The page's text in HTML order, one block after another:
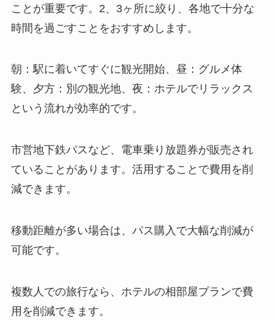
ことが重要です。2、3ヶ所に絞り、各地で十分な
時間を過ごすことをおすすめします。
朝：駅に着いてすぐに観光開始、昼：グルメ体
験、夕方：別の観光地、夜：ホテルでリラックス
という流れが効率的です。
市営地下鉄パスなど、電車乗り放題券が販売され
ていることがあります。活用することで費用を削
減できます。
移動距離が多い場合は、パス購入で大幅な削減が
可能です。
複数人での旅行なら、ホテルの相部屋プランで費
用を削減できます。